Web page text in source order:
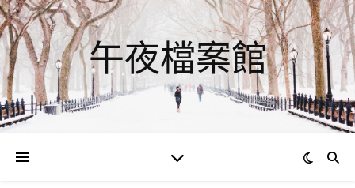
午夜檔案館